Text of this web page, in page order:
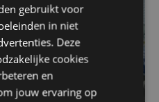
gebruikt voor
in niet
Deze
cookies
en
jouw ervaring op